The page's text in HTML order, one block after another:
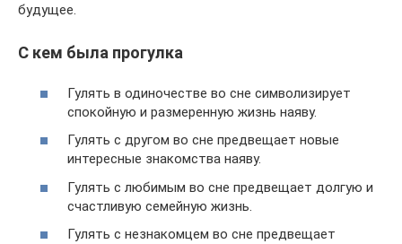
будущее.
С кем была прогулка
Гулять в одиночестве во сне символизирует
спокойную и размеренную жизнь наяву.
Гулять с другом во сне предвещает новые
интересные знакомства наяву.
Гулять с любимым во сне предвещает долгую и
счастливую семейную жизнь.
Гулять с незнакомцем во сне предвещает